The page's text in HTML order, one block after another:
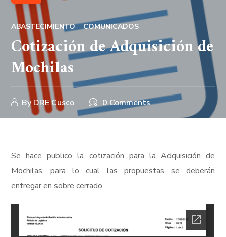
ABASTECIMIENTO COMUNICADOS
Cotización de Adquisición de
Mochilas
By DRE Cusco 0 Comments
Se hace publico la cotización para la Adquisición de
Mochilas, para lo cual las propuestas se deberán
entregar en sobre cerrado.